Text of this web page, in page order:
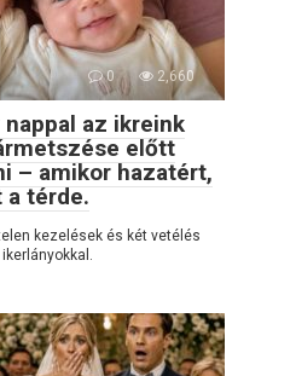
0 2,660
az ikreink
előtt
– amikor hazatért,
a térde.
kezelések és két vetélés